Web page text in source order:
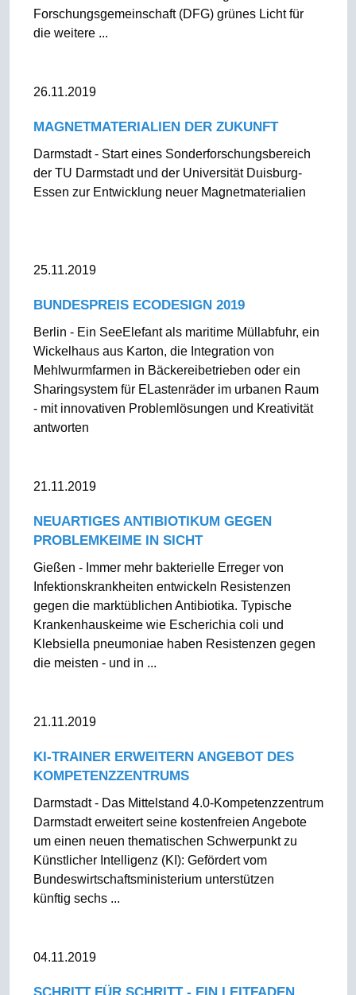
Forschungsgemeinschaft (DFG) grünes Licht für
die weitere ...
26.11.2019
MAGNETMATERIALIEN DER ZUKUNFT
Darmstadt - Start eines Sonderforschungsbereich
der TU Darmstadt und der Universität Duisburg-
Essen zur Entwicklung neuer Magnetmaterialien
25.11.2019
BUNDESPREIS ECODESIGN 2019
Berlin - Ein SeeElefant als maritime Müllabfuhr, ein
Wickelhaus aus Karton, die Integration von
Mehlwurmfarmen in Bäckereibetrieben oder ein
Sharingsystem für ELastenräder im urbanen Raum
- mit innovativen Problemlösungen und Kreativität
antworten
21.11.2019
NEUARTIGES ANTIBIOTIKUM GEGEN
PROBLEMKEIME IN SICHT
Gießen - Immer mehr bakterielle Erreger von
Infektionskrankheiten entwickeln Resistenzen
gegen die marktüblichen Antibiotika. Typische
Krankenhauskeime wie Escherichia coli und
Klebsiella pneumoniae haben Resistenzen gegen
die meisten - und in ...
21.11.2019
KI-TRAINER ERWEITERN ANGEBOT DES
KOMPETENZZENTRUMS
Darmstadt - Das Mittelstand 4.0-Kompetenzzentrum
Darmstadt erweitert seine kostenfreien Angebote
um einen neuen thematischen Schwerpunkt zu
Künstlicher Intelligenz (KI): Gefördert vom
Bundeswirtschaftsministerium unterstützen
künftig sechs ...
04.11.2019